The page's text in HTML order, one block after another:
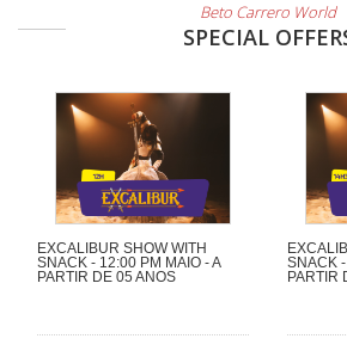
Beto Carrero World
SPECIAL
EXCALIBUR SHOW WITH
SNACK - 12:00 PM MAIO - A
PARTIR DE 05 ANOS
SNACK
PARTIR